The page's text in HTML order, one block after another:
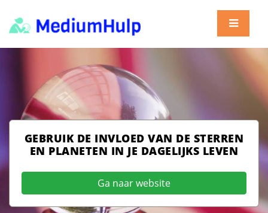
GEBRUIK DE INVLOED VAN DE STERREN
EN PLANETEN IN JE DAGELIJKS LEVEN
Ga naar website